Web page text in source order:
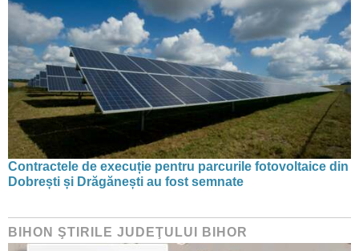
Contractele de execuție pentru parcurile fotovoltaice din
Dobrești și Drăgănești au fost semnate
BIHON ŞTIRILE JUDEŢULUI BIHOR